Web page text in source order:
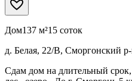
Дом137 м²15 соток
д. Белая, 22/В, Сморгонский р-
Сдам дом на длительный